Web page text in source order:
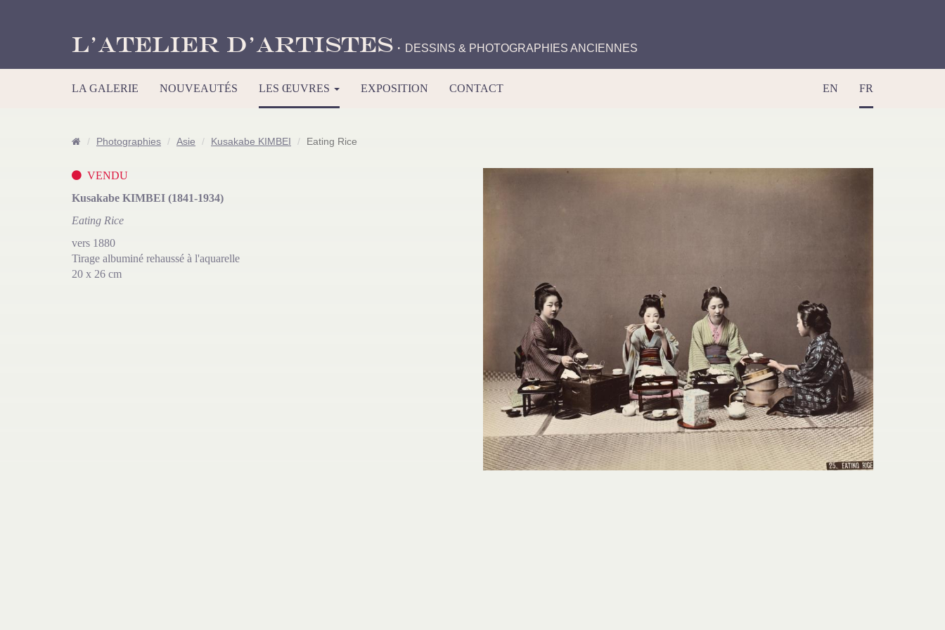
L’Atelier d’Artistes · DESSINS & PHOTOGRAPHIES ANCIENNES
LA GALERIE NOUVEAUTÉS LES ŒUVRES EXPOSITION CONTACT EN FR
Photographies Asie Kusakabe KIMBEI Eating Rice
VENDU
Kusakabe KIMBEI (1841-1934)
Eating Rice
vers 1880
Tirage albuminé rehaussé à l'aquarelle
20 x 26 cm